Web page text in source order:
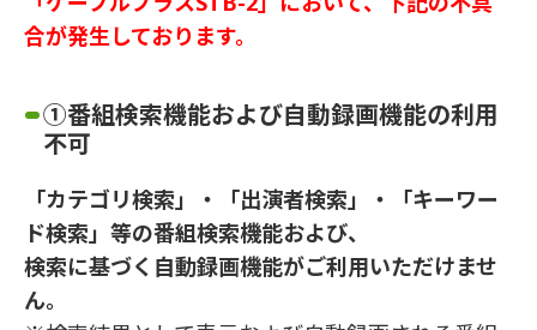
合が発生しております。
①番組検索機能および自動録画機能の利用
不可
「カテゴリ検索」・「出演者検索」・「キーワー
ド検索」等の番組検索機能および、
検索に基づく自動録画機能がご利用いただけませ
ん。